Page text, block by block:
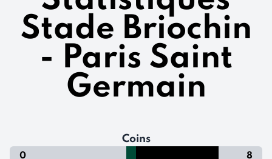
Stade Briochin
- Paris Saint
Germain
Coins
0 8